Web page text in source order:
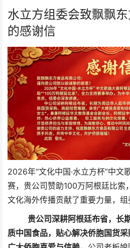
水立方组委会致飘飘
的感谢信
2026年“文化中国·水立方杯”中文
赛，贵公司赞助100万阿根廷比索
文化海外传播贡献了重要力量，组
贵公司深耕阿根廷布省，长
质中国食品，贴心解决侨胞国货